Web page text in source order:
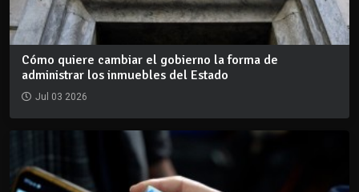
Cómo quiere cambiar el gobierno la forma de
administrar los inmuebles del Estado
Jul 03 2026